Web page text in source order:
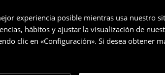
experiencia posible mientras usa nuestro
hábitos y ajustar la visualización de
clic en «Configuración». Si desea obtener